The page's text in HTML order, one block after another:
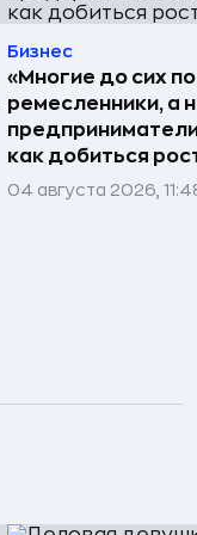
Бизнес
«Многие до сих
ремесленники, а
как добиться
04 августа 2026,